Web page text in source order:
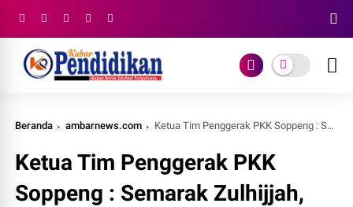
Beranda ambarnews.com Ketua Tim Penggerak PKK Soppeng : Semarak Zulhijjah, Refleksi Pengorbanan
Ketua Tim Penggerak PKK
Soppeng : Semarak Zulhijjah,